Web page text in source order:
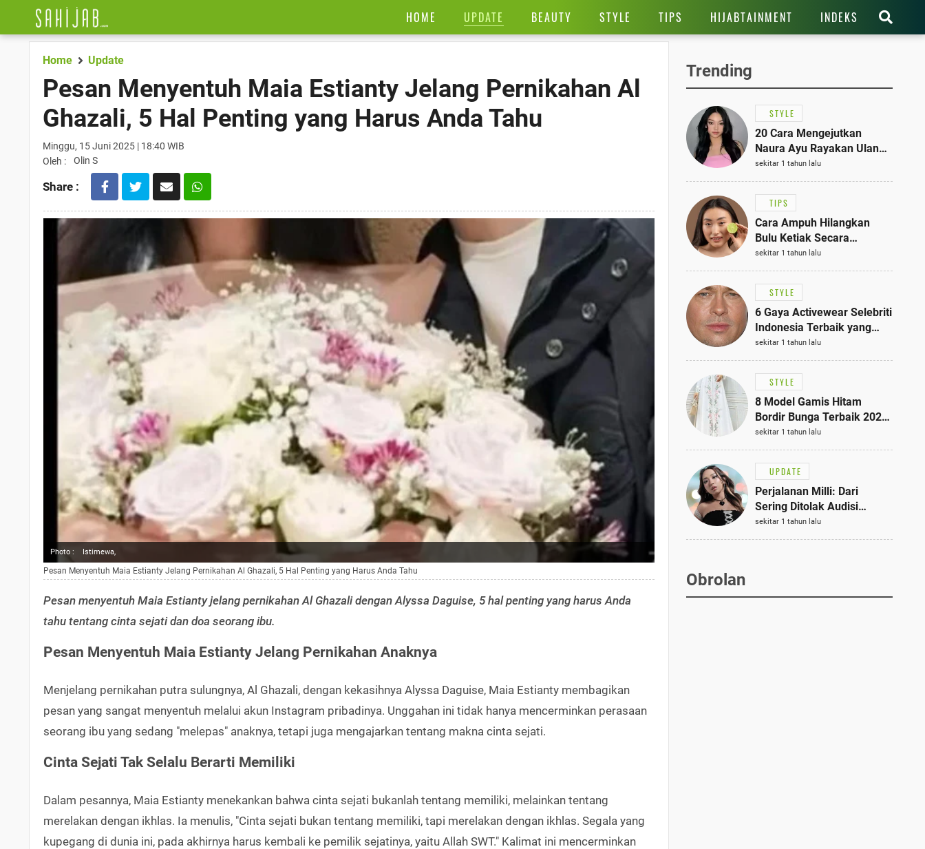
HOME UPDATE BEAUTY STYLE TIPS HIJABTAINMENT INDEKS
Home Update
Pesan Menyentuh Maia Estianty Jelang Pernikahan Al
Ghazali, 5 Hal Penting yang Harus Anda Tahu
Minggu, 15 Juni 2025 | 18:40 WIB
Oleh :
Olin S
Share :
Photo : Istimewa,
Pesan Menyentuh Maia Estianty Jelang Pernikahan Al Ghazali, 5 Hal Penting yang Harus Anda Tahu
Pesan menyentuh Maia Estianty jelang pernikahan Al Ghazali dengan Alyssa Daguise, 5 hal penting yang harus Anda
tahu tentang cinta sejati dan doa seorang ibu.
Pesan Menyentuh Maia Estianty Jelang Pernikahan Anaknya
Menjelang pernikahan putra sulungnya, Al Ghazali, dengan kekasihnya Alyssa Daguise, Maia Estianty membagikan
pesan yang sangat menyentuh melalui akun Instagram pribadinya. Unggahan ini tidak hanya mencerminkan perasaan
seorang ibu yang sedang "melepas" anaknya, tetapi juga mengajarkan tentang makna cinta sejati.
Cinta Sejati Tak Selalu Berarti Memiliki
Dalam pesannya, Maia Estianty menekankan bahwa cinta sejati bukanlah tentang memiliki, melainkan tentang
merelakan dengan ikhlas. Ia menulis, "Cinta sejati bukan tentang memiliki, tapi merelakan dengan ikhlas. Segala yang
kupegang di dunia ini, pada akhirnya harus kembali ke pemilik sejatinya, yaitu Allah SWT." Kalimat ini mencerminkan
Trending
STYLE
20 Cara Mengejutkan
Naura Ayu Rayakan Ulang
Tahun di Panti Asuhan,
Terlihat Anggun dengan
Kaftan Cokelat
sekitar 1 tahun lalu
TIPS
Cara Ampuh Hilangkan
Bulu Ketiak Secara
Permanen dalam 5
Langkah Sederhana
sekitar 1 tahun lalu
STYLE
6 Gaya Activewear Selebriti
Indonesia Terbaik yang
Bisa Jadi Inspirasi
Fashionmu
sekitar 1 tahun lalu
STYLE
8 Model Gamis Hitam
Bordir Bunga Terbaik 2025,
Stylish untuk Hangout
hingga Acara Semi-Formal
sekitar 1 tahun lalu
UPDATE
Perjalanan Milli: Dari
Sering Ditolak Audisi
hingga Menjadi Rapper Top
10 Thailand
sekitar 1 tahun lalu
Obrolan